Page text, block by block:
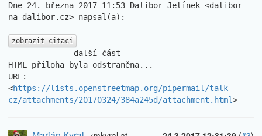
Dne 24. března 2017 11:53 Dalibor Jelínek <dalibor
na dalibor.cz> napsal(a):
zobrazit citaci
------------- další část ---------------
HTML příloha byla odstraněna...
URL:
<https://lists.openstreetmap.org/pipermail/talk-
cz/attachments/20170324/384a245d/attachment.html>